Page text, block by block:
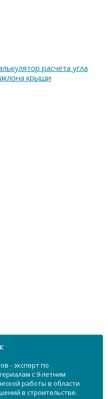
расчета угла
крыши
- эксперт по
с 9-летним
работы в области
в строительстве.